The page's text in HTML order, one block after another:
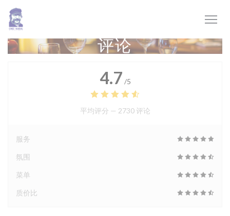
Cookie管理面板
评论
4.7 /5
平均评分 — 2730 评论
服务
氛围
菜单
质价比